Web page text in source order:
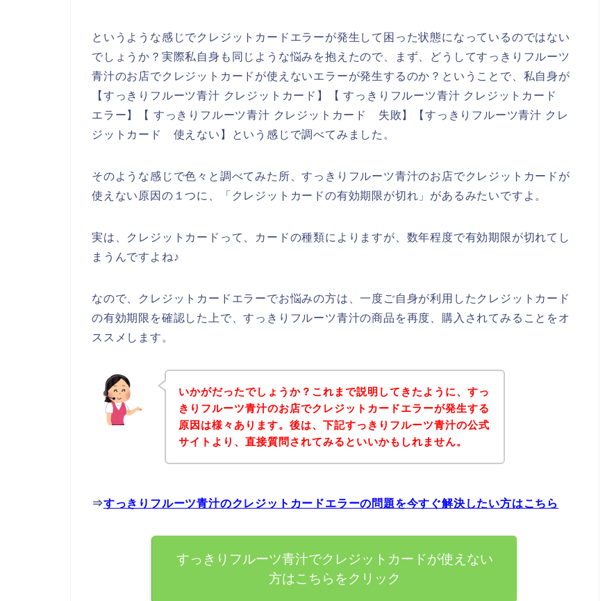
というような感じでクレジットカードエラーが発生して困った状態になっているのではない
でしょうか？実際私自身も同じような悩みを抱えたので、まず、どうしてすっきりフルーツ
青汁のお店でクレジットカードが使えないエラーが発生するのか？ということで、私自身が
【すっきりフルーツ青汁 クレジットカード】【 すっきりフルーツ青汁 クレジットカード
エラー】【 すっきりフルーツ青汁 クレジットカード 失敗】【すっきりフルーツ青汁 クレ
ジットカード 使えない】という感じで調べてみました。
そのような感じで色々と調べてみた所、すっきりフルーツ青汁のお店でクレジットカードが
使えない原因の１つに、「クレジットカードの有効期限が切れ」があるみたいですよ。
実は、クレジットカードって、カードの種類によりますが、数年程度で有効期限が切れてし
まうんですよね♪
なので、クレジットカードエラーでお悩みの方は、一度ご自身が利用したクレジットカード
の有効期限を確認した上で、すっきりフルーツ青汁の商品を再度、購入されてみることをオ
ススメします。
いかがだったでしょうか？これまで説明してきたように、すっ
きりフルーツ青汁のお店でクレジットカードエラーが発生する
原因は様々あります。後は、下記すっきりフルーツ青汁の公式
サイトより、直接質問されてみるといいかもしれません。
⇒すっきりフルーツ青汁のクレジットカードエラーの問題を今すぐ解決したい方はこちら
すっきりフルーツ青汁でクレジットカードが使えない
方はこちらをクリック